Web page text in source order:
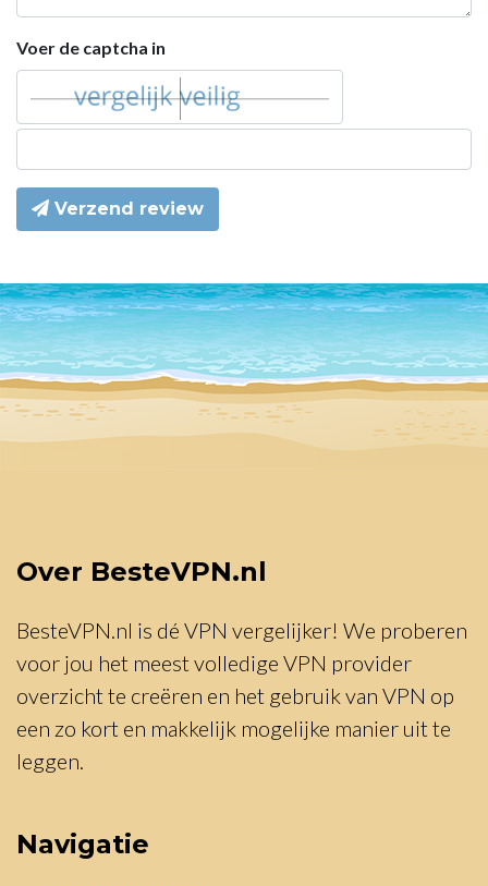
Voer de captcha in
Verzend review
Over BesteVPN.nl
BesteVPN.nl is dé VPN vergelijker! We proberen
voor jou het meest volledige VPN provider
overzicht te creëren en het gebruik van VPN op
een zo kort en makkelijk mogelijke manier uit te
leggen.
Navigatie